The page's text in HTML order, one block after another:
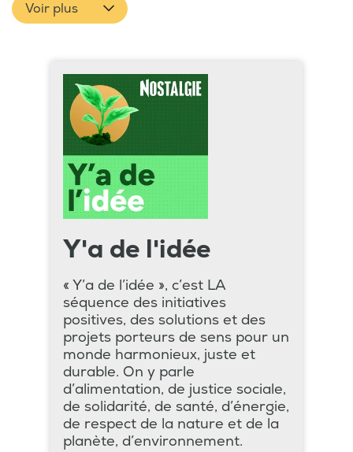
Voir plus
Y'a de l'idée
« Y’a de l’idée », c’est LA
séquence des initiatives
positives, des solutions et des
projets porteurs de sens pour un
monde harmonieux, juste et
durable. On y parle
d’alimentation, de justice sociale,
de solidarité, de santé, d’énergie,
de respect de la nature et de la
planète, d’environnement.